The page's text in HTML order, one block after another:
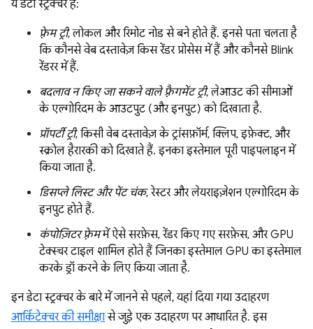
ये डेटा स्ट्रक्चर हैं:
फ़्रेम ट्री, लोकल और रिमोट नोड से बने होते हैं. इनसे पता चलता है
कि कौनसे वेब दस्तावेज़ किस रेंडर प्रोसेस में हैं और कौनसे Blink
रेंडरर में हैं.
बदलाव न किए जा सकने वाले फ़्रैगमेंट ट्री, लेआउट की सीमाओं
के एल्गोरिदम के आउटपुट (और इनपुट) को दिखाता है.
प्रॉपर्टी ट्री, किसी वेब दस्तावेज़ के ट्रांसफ़ॉर्म, क्लिप, इफ़ेक्ट, और
स्क्रोल हैरारकी को दिखाते हैं. इनका इस्तेमाल पूरी पाइपलाइन में
किया जाता है.
डिसप्ले लिस्ट और पेंट चंक, रेस्टर और लेयराइज़ेशन एल्गोरिदम के
इनपुट होते हैं.
कंपोज़िटर फ़्रेममें ऐसे सरफ़ेस, रेंडर किए गए सरफ़ेस, और GPU
टेक्स्चर टाइल शामिल होते हैं जिनका इस्तेमाल GPU का इस्तेमाल
करके ड्रॉ करने के लिए किया जाता है.
इन डेटा स्ट्रक्चर के बारे में जानने से पहले, यहां दिया गया उदाहरण
आर्किटेक्चर की समीक्षासे जुड़े एक उदाहरण पर आधारित है. इस